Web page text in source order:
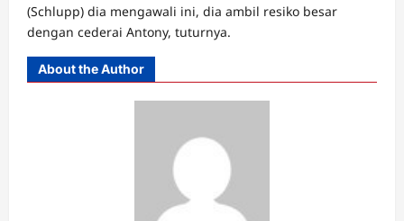
(Schlupp) dia mengawali ini, dia ambil resiko besar
dengan cederai Antony, tuturnya.
About the Author